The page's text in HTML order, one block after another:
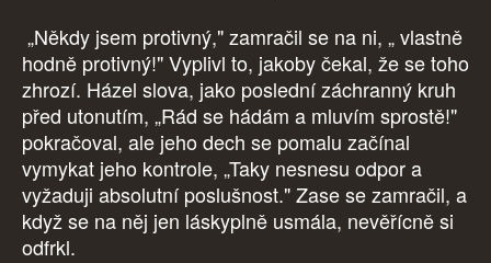
„Někdy jsem protivný," zamračil se na ni, „ vlastně
hodně protivný!" Vyplivl to, jakoby čekal, že se toho
zhrozí. Házel slova, jako poslední záchranný kruh
před utonutím, „Rád se hádám a mluvím sprostě!"
pokračoval, ale jeho dech se pomalu začínal
vymykat jeho kontrole, „Taky nesnesu odpor a
vyžaduji absolutní poslušnost." Zase se zamračil, a
když se na něj jen láskyplně usmála, nevěřícně si
odfrkl.